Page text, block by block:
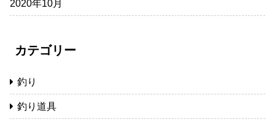
2020年10月
カテゴリー
釣り
釣り道具